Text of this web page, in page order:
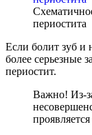
периостита
Если болит зуб и
более серьезные
периостит.
Важно! Из-